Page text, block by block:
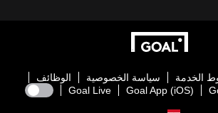
الخدمة سياسة الخصوصية
الوظائف
Goal App (iOS)
Goal Live